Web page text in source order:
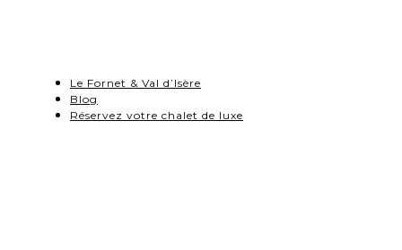
Le Fornet & Val d’Isère
Blog
Réservez votre chalet de luxe